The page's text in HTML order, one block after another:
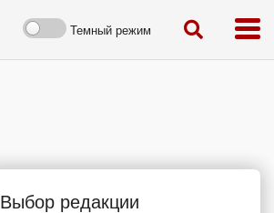
Темный режим
Выбор редакции